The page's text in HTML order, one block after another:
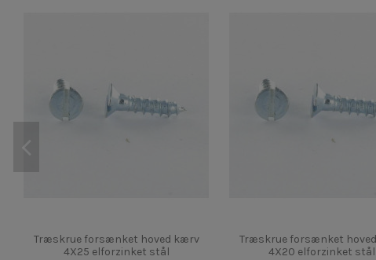
Træskrue forsænket hoved kærv
4X25 elforzinket stål
Træskrue forsænket
4X20 elforzinket stål